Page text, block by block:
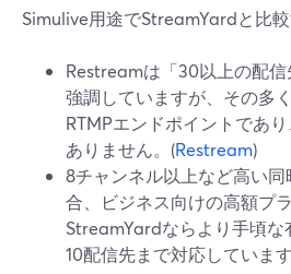
Simulive用途でStreamYardと比
Restreamは「30以上の配
強調していますが、その多
RTMPエンドポイントであ
ありません。(Restream)
8チャンネル以上など高い
合、ビジネス向けの高額プ
StreamYardならより手頃な
10配信先まで対応していま